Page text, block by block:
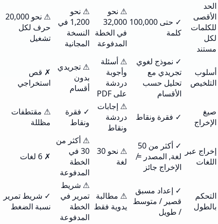
الحد
الأقصى
للكلمات
لكل
مستند
✓ حتى 100,000
كلمة
⚠ نحو
32,000
في الخطة
المدفوعة
⚠ نحو
1,200 في
النسخة
المجانية
⚠ نحو 20,000
حرف لكل
تشغيل
أسلوب
التلخيص
✓ نموذج لغوي
تجريدي مع
تحليل حسب
الأقسام
⚠ أسئلة
وأجوبة
دردشة
على PDF
⚠ تجريدي
بدون
أقسام
✗ قص
استخراجي
صيغ
الإخراج
✓ فقرة ونقاط
⚠ إجابات
دردشة
ونقاط
✓ فقرة
ونقاط
⚠ مقتطفات
مظللة
إخراج عبر
اللغات
✓ أكثر من 50
لغة, المصدر ≠
الإخراج جائز
⚠ نحو 30
لغة
⚠ أكثر من
30 في
الخطة
المدفوعة
✗ 6 لغات
التحكم
بالطول
✓ إعداد مسبق
قصير / متوسط
/ طويل
⚠ مطالبة
يدوية فقط
⚠ شريط
تمرير في
الخطة
المدفوعة
✓ شريط تمرير
نسبة الضغط